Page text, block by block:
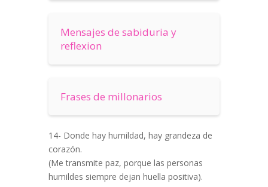
Mensajes de sabiduria y
reflexion
Frases de millonarios
14- Donde hay humildad, hay grandeza de
corazón.
(Me transmite paz, porque las personas
humildes siempre dejan huella positiva).